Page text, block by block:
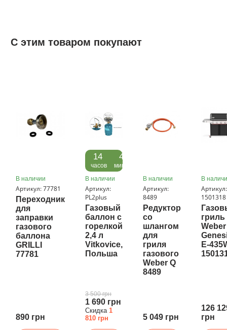
С этим товаром покупают
В наличии
Артикул: 77781
Переходник
для
заправки
газового
баллона
GRILLI
77781
890 грн
14
часов
43
минуты
В наличии
Артикул:
PL2plus
Газовый
баллон с
горелкой
2,4 л
Vitkovice,
Польша
3 500 грн
1 690 грн
Скидка1
810 грн
В наличии
Артикул:
8489
Редуктор
со
шлангом
для
гриля
газового
Weber Q
8489
5 049 грн
В
Артикул:
1501318
гриль
Weber
E-
126
грн